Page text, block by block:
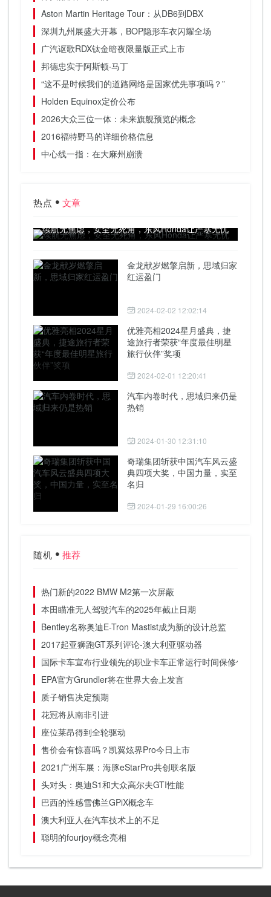
Aston Martin Heritage Tour：从DB6到DBX
深圳九州展盛大开幕，BOP隐形车衣闪耀全场
广汽讴歌RDX钛金暗夜限量版正式上市
邦德忠实于阿斯顿·马丁
“这不是时候我们的道路网络是国家优先事项吗？”
Holden Equinox定价公布
2026大众三位一体：未来旗舰预览的概念
2016福特野马的详细价格信息
中心线一指：在大麻州崩溃
热点 文章
续航无焦虑，安全无死角，东风Honda让严寒无忧
金龙献岁燃擎启新，思域归家
红运盈门
2024-02-02 12:02:14
优雅亮相2024星月盛典，捷
途旅行者荣获“年度最佳明星
旅行伙伴”奖项
2024-02-01 12:20:41
汽车内卷时代，思域归来仍是
热销
2024-01-30 12:31:10
奇瑞集团斩获中国汽车风云盛
典四项大奖，中国力量，实至
名归
2024-01-29 16:00:26
随机 推荐
热门新的2022 BMW M2第一次屏蔽
本田瞄准无人驾驶汽车的2025年截止日期
Bentley名称奥迪E-Tron Mastist成为新的设计总监
2017起亚狮跑GT系列评论-澳大利亚驱动器
国际卡车宣布行业领先的职业卡车正常运行时间保修包
EPA官方Grundler将在世界大会上发言
质子销售决定预期
花冠将从南非引进
座位莱昂得到全轮驱动
售价会有惊喜吗？凯翼炫界Pro今日上市
2021广州车展：海豚eStarPro共创联名版
头对头：奥迪S1和大众高尔夫GTI性能
巴西的性感雪佛兰GPiX概念车
澳大利亚人在汽车技术上的不足
聪明的fourjoy概念亮相